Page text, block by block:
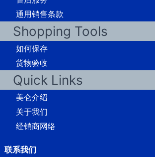
通用销售条款
Shopping Tools
如何保存
货物验收
Quick Links
美仑介绍
关于我们
经销商网络